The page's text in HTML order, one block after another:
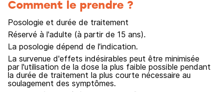
Comment le prendre ?
Posologie et durée de traitement
Réservé à l'adulte (à partir de 15 ans).
La posologie dépend de l’indication.
La survenue d'effets indésirables peut être minimisée
par l'utilisation de la dose la plus faible possible pendant
la durée de traitement la plus courte nécessaire au
soulagement des symptômes.